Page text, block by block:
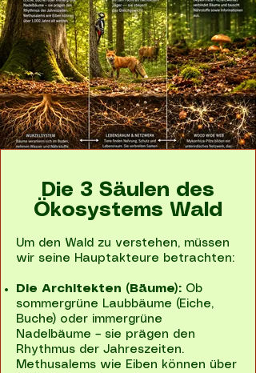
Die 3 Säulen des
Ökosystems Wald
Um den Wald zu verstehen, müssen
wir seine Hauptakteure betrachten:
Die Architekten (Bäume): Ob
sommergrüne Laubbäume (Eiche,
Buche) oder immergrüne
Nadelbäume – sie prägen den
Rhythmus der Jahreszeiten.
Methusalems wie Eiben können über